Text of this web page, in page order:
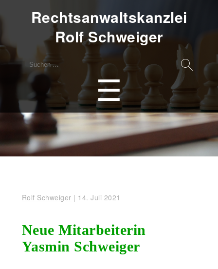
Rechtsanwaltskanzlei
Rolf Schweiger
Suchen
nach:
☰ Menu
Rolf Schweiger | 14. Juli 2021
Neue Mitarbeiterin
Yasmin Schweiger